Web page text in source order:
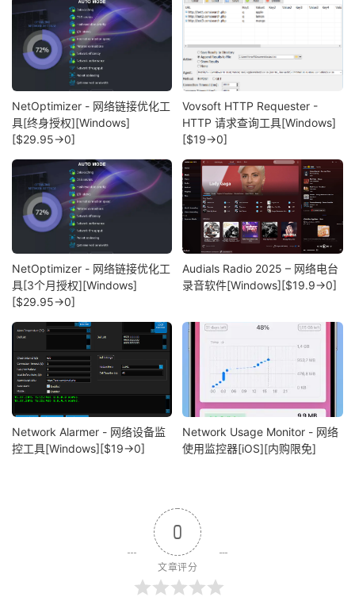
NetOptimizer - 网络链接优化工
具[终身授权][Windows]
[$29.95→0]
Vovsoft HTTP Requester -
HTTP 请求查询工具[Windows]
[$19→0]
NetOptimizer - 网络链接优化工
具[3个月授权][Windows]
[$29.95→0]
Audials Radio 2025 – 网络电台
录音软件[Windows][$19.9→0]
Network Alarmer - 网络设备监
控工具[Windows][$19→0]
Network Usage Monitor - 网络
使用监控器[iOS][内购限免]
0
文章评分